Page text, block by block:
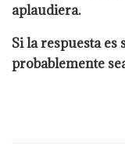
aplaudiera.
Si la respuesta es
probablemente